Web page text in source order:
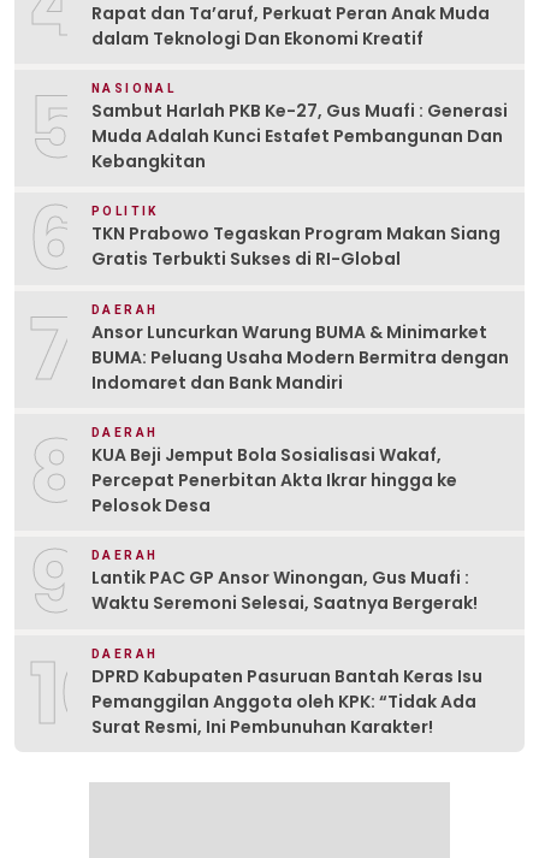
Rapat dan Ta’aruf, Perkuat Peran Anak Muda
dalam Teknologi Dan Ekonomi Kreatif
5 NASIONAL
Sambut Harlah PKB Ke-27, Gus Muafi : Generasi
Muda Adalah Kunci Estafet Pembangunan Dan
Kebangkitan
6 POLITIK
TKN Prabowo Tegaskan Program Makan Siang
Gratis Terbukti Sukses di RI-Global
7 DAERAH
Ansor Luncurkan Warung BUMA & Minimarket
BUMA: Peluang Usaha Modern Bermitra dengan
Indomaret dan Bank Mandiri
8 DAERAH
KUA Beji Jemput Bola Sosialisasi Wakaf,
Percepat Penerbitan Akta Ikrar hingga ke
Pelosok Desa
9 DAERAH
Lantik PAC GP Ansor Winongan, Gus Muafi :
Waktu Seremoni Selesai, Saatnya Bergerak!
10DAERAH
DPRD Kabupaten Pasuruan Bantah Keras Isu
Pemanggilan Anggota oleh KPK: “Tidak Ada
Surat Resmi, Ini Pembunuhan Karakter!